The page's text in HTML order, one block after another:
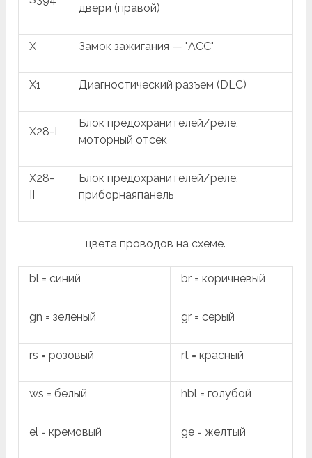
двери (правой)
X Замок зажигания — "ACC"
X1 Диагностический разъем (DLC)
X28-I
Блок предохранителей/реле,
моторный отсек
X28-
II
Блок предохранителей/реле,
приборнаяпанель
цвета проводов на схеме.
bl = синий br = коричневый
gn = зеленый gr = серый
rs = розовый rt = красный
ws = белый hbl = голубой
el = кремовый ge = желтый